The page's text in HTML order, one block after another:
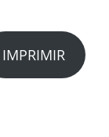
IMPRIMIR